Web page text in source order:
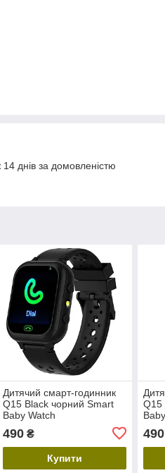
днів за домовленістю
Дитячий смарт-годинник
Q15 Black чорний Smart
Baby Watch
490₴
Купити
Q15
490